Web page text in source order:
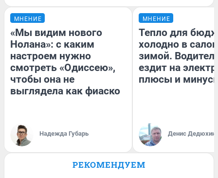
МНЕНИЕ
«Мы видим нового
Нолана»: с каким
настроем нужно
смотреть «Одиссею»,
чтобы она не
выглядела как фиаско
Надежда Губарь
МНЕНИЕ
Тепло для
холодно в
зимой.
ездит на
плюсы и
Денис Дедюхин
РЕКОМЕНДУЕМ